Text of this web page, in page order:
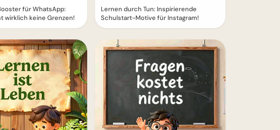
für WhatsApp:
wirklich keine Grenzen!
Lernen durch Tun: Inspirierende
Schulstart-Motive für Instagram!